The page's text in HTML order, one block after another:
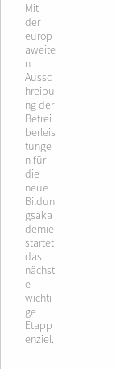
Mit
der
europ
aweite
n
Aussc
hreibu
ng der
Betrei
berleis
tunge
n für
die
neue
Bildun
gsaka
demie
startet
das
nächst
e
wichti
ge
Etapp
enziel.